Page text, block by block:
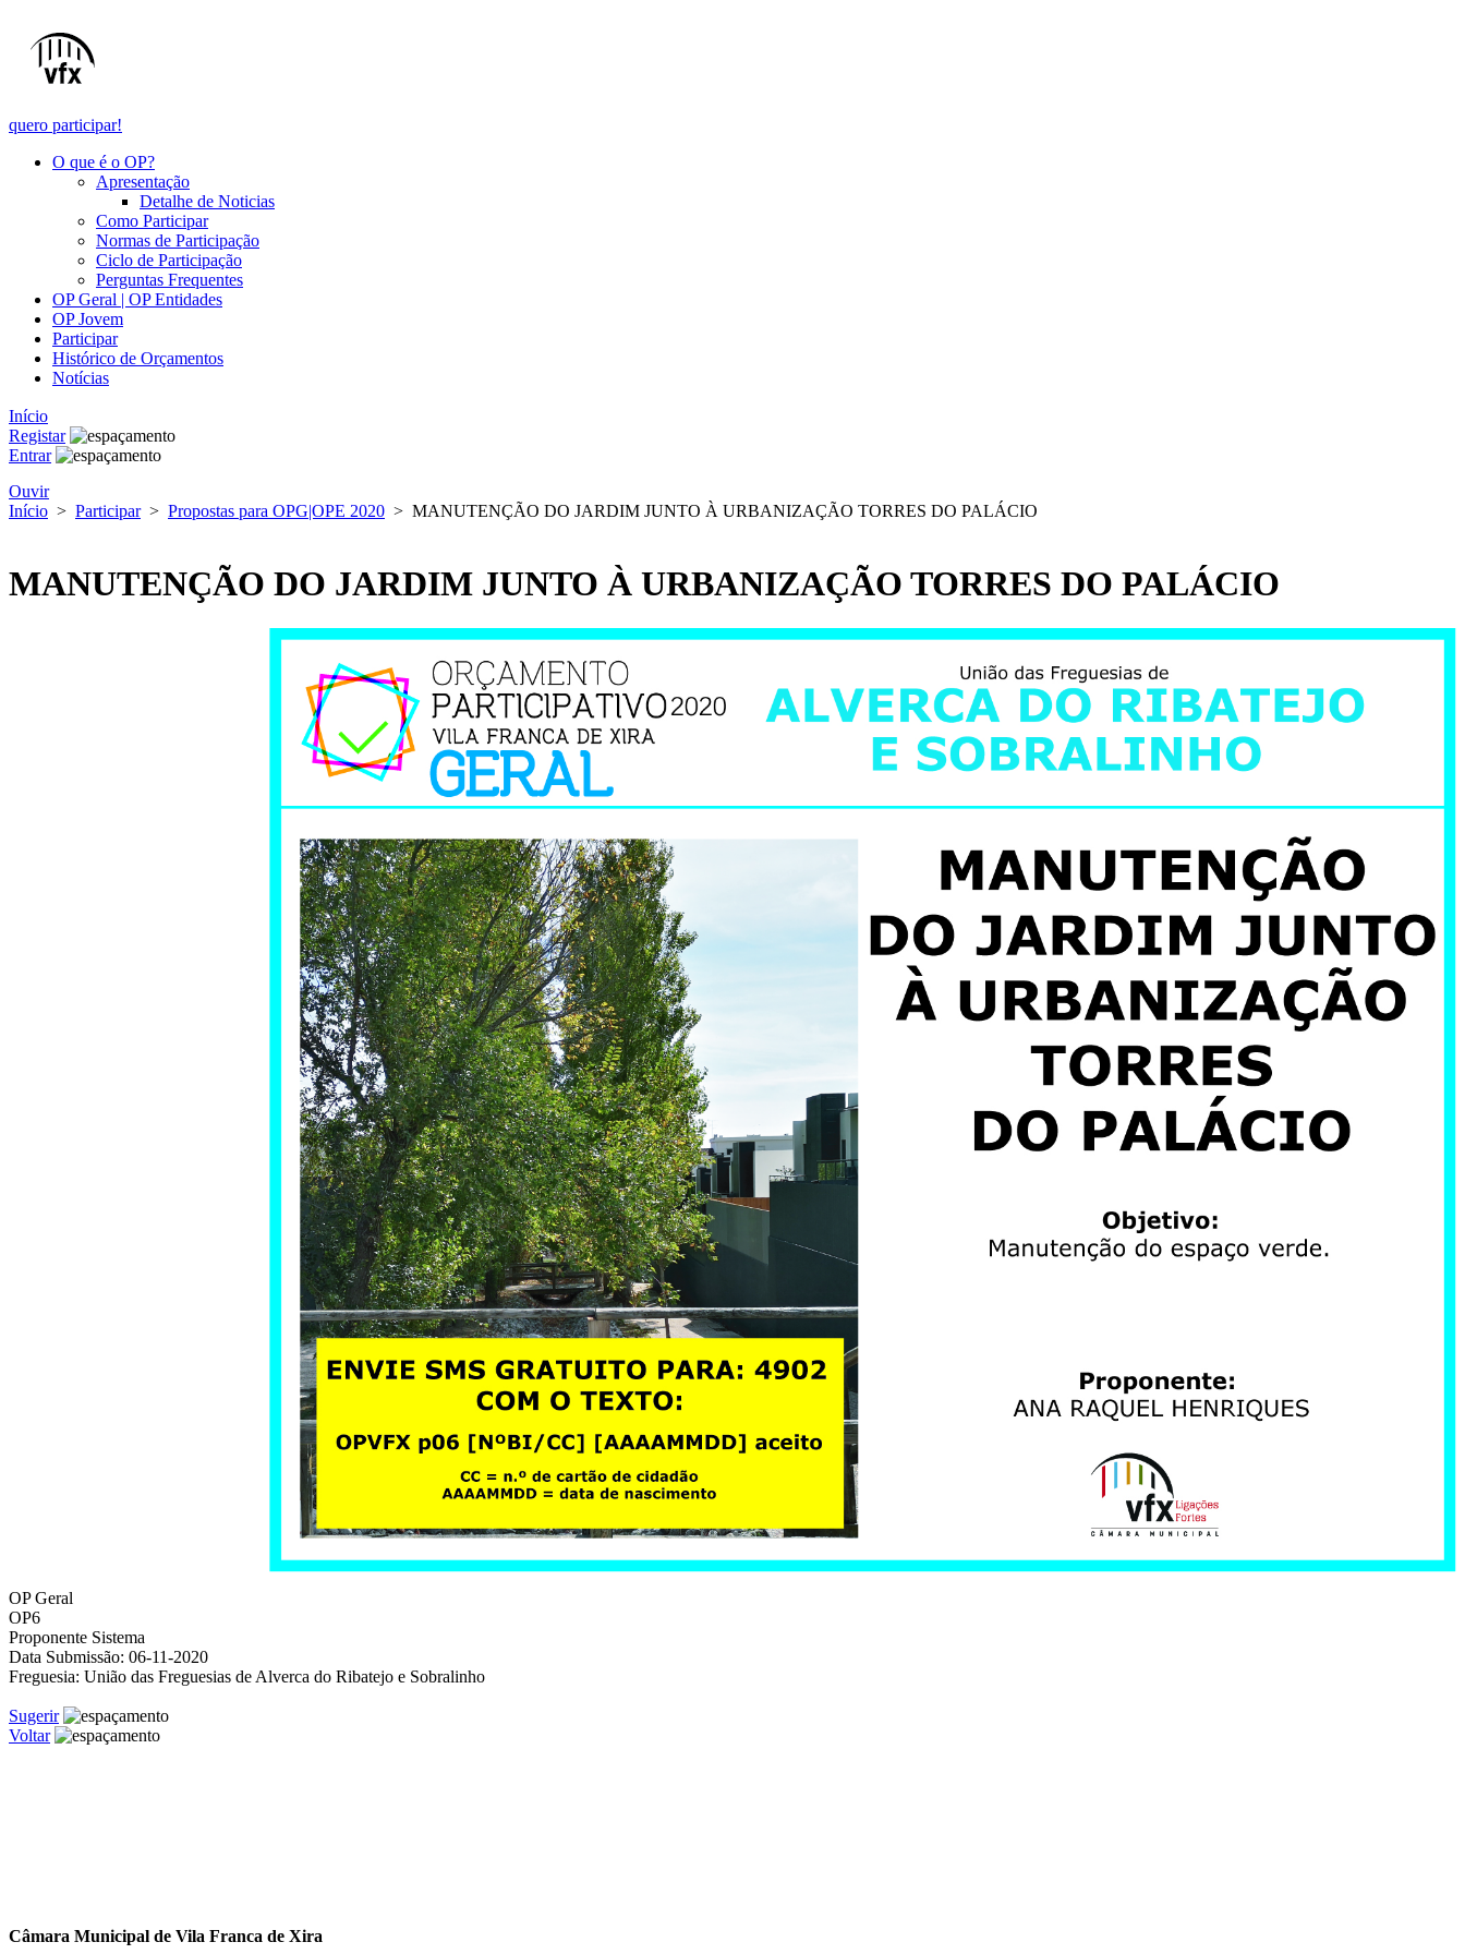
quero participar!
O que é o OP?
Apresentação
Detalhe de Noticias
Como Participar
Normas de Participação
Ciclo de Participação
Perguntas Frequentes
OP Geral | OP Entidades
OP Jovem
Participar
Histórico de Orçamentos
Notícias
Início
Registar
Entrar
Ouvir
Início > Participar> Propostas para OPG|OPE 2020 > MANUTENÇÃO DO JARDIM JUNTO À URBANIZAÇÃO TORRES DO PALÁCIO
MANUTENÇÃO DO JARDIM JUNTO À URBANIZAÇÃO TORRES DO PALÁCIO
OP Geral
OP6
Proponente Sistema
Data Submissão: 06-11-2020
Freguesia: União das Freguesias de Alverca do Ribatejo e Sobralinho
Sugerir
Voltar
Câmara Municipal de Vila Franca de Xira